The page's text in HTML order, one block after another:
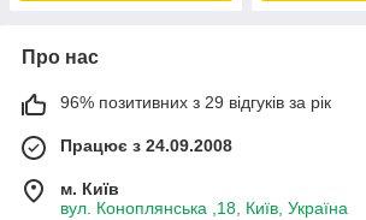
Про нас
96% позитивних з 29 відгуків за рік
Працює з 24.09.2008
м. Київ
вул. Коноплянська ,18, Київ, Україна